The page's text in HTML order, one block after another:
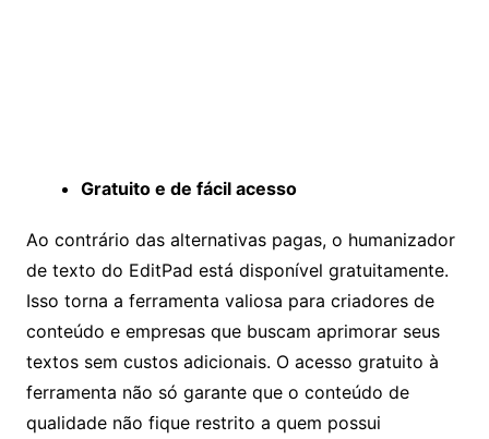
Gratuito e de fácil acesso
Ao contrário das alternativas pagas, o humanizador
de texto do EditPad está disponível gratuitamente.
Isso torna a ferramenta valiosa para criadores de
conteúdo e empresas que buscam aprimorar seus
textos sem custos adicionais. O acesso gratuito à
ferramenta não só garante que o conteúdo de
qualidade não fique restrito a quem possui